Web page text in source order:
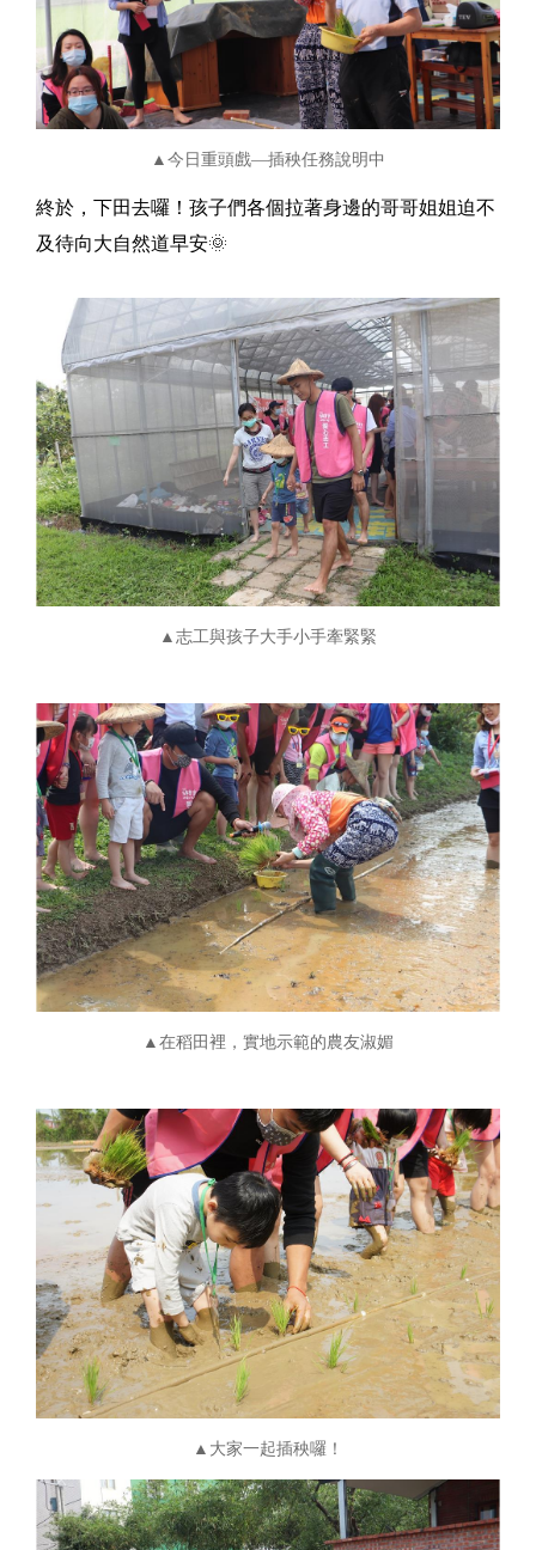
▲今日重頭戲—插秧任務說明中
終於，下田去囉！孩子們各個拉著身邊的哥哥姐姐迫不
及待向大自然道早安🌞
▲志工與孩子大手小手牽緊緊
▲在稻田裡，實地示範的農友淑媚
▲大家一起插秧囉！